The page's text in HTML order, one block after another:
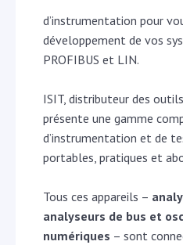
d’instrumentation pour
développement de vos
PROFIBUS et LIN.
ISIT, distributeur des outils
présente une gamme
d’instrumentation et de
portables, pratiques et
Tous ces appareils –
analyseurs de bus et
numériques – sont